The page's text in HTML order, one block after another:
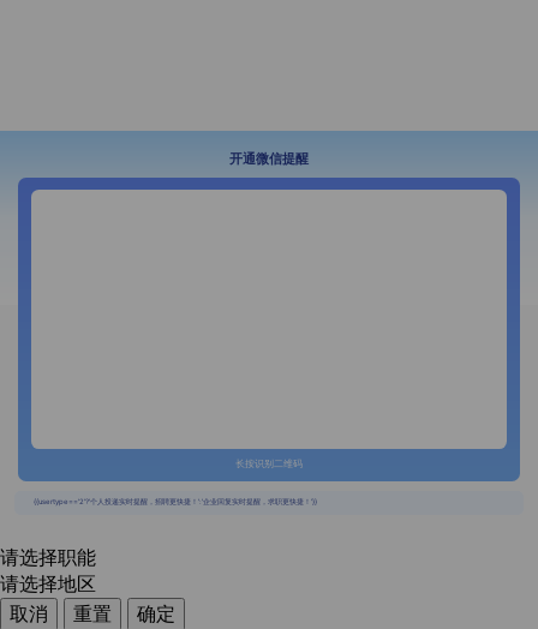
开通微信提醒
长按识别二维码
{{usertype=='2'?'个人投递实时提醒，招聘更快捷！':'企业回复实时提醒，求职更快捷！'}}
请选择职能
请选择地区
取消
重置
确定